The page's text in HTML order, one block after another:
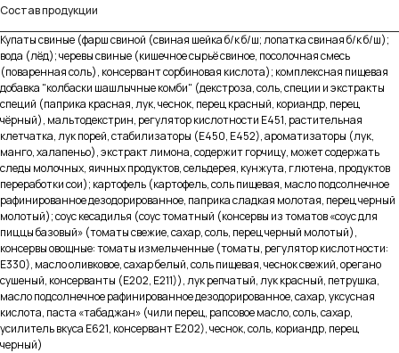
Состав продукции
Купаты свиные (фарш свиной (свиная шейка б/к б/ш; лопатка свиная б/к б/ш);
вода (лёд); черевы свиные (кишечное сырьё свиное, посолочная смесь
(поваренная соль), консервант сорбиновая кислота); комплексная пищевая
добавка "колбаски шашлычные комби" (декстроза, соль, специи и экстракты
специй (паприка красная, лук, чеснок, перец красный, кориандр, перец
чёрный), мальтодекстрин, регулятор кислотности Е451, растительная
клетчатка, лук порей, стабилизаторы (Е450, Е452), ароматизаторы (лук,
манго, халапеньо), экстракт лимона, содержит горчицу, может содержать
следы молочных, яичных продуктов, сельдерея, кунжута, глютена, продуктов
переработки сои); картофель (картофель, соль пищевая, масло подсолнечное
рафинированное дезодорированное, паприка сладкая молотая, перец черный
молотый); соус кесадилья (соус томатный (консервы из томатов «соус для
пиццы базовый» (томаты свежие, сахар, соль, перец черный молотый),
консервы овощные: томаты измельченные (томаты, регулятор кислотности:
Е330), масло оливковое, сахар белый, соль пищевая, чеснок свежий, орегано
сушеный, консерванты (Е202, Е211)), лук репчатый, лук красный, петрушка,
масло подсолнечное рафинированное дезодорированное, сахар, уксусная
кислота, паста «табаджан» (чили перец, рапсовое масло, соль, сахар,
усилитель вкуса Е621, консервант Е202), чеснок, соль, кориандр, перец
черный)
Контакты
b2b@fabrica-rf.ru
sales@fabrica-rf.ru
+7(911) 908-54-40
Меню
Каталог
О производстве
О компании
Партнерам
Вакансии
Доставка и оплата
Контакты